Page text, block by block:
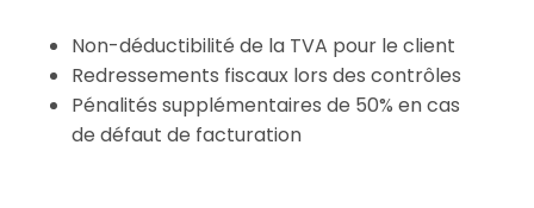
Non-déductibilité de la TVA pour le client
Redressements fiscaux lors des contrôles
Pénalités supplémentaires de 50% en cas
de défaut de facturation